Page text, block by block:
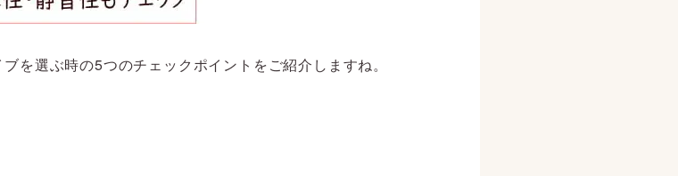
を選ぶ時の5つのチェックポイントをご紹介しますね。